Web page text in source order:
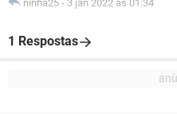
ninha25 - 3 jan 2022 às 01:34
1 Respostas